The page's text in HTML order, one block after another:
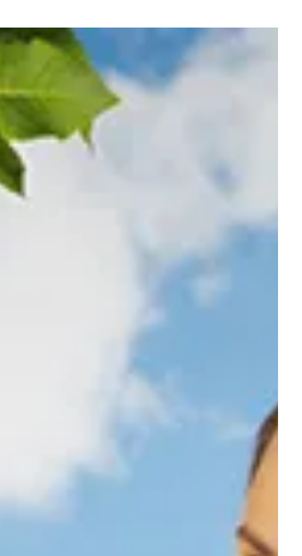
sokoldalú társ a kerti munkában.
fa- és sövényápolásról vagy
könnyedén megbirkózik. Szabad
– hogy a kertészkedés tényleg